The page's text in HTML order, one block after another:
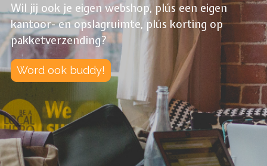
Wil jij ook je eigen webshop, plús een eigen
kantoor- en opslagruimte, plús korting op
pakketverzending?
Word ook buddy!